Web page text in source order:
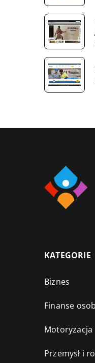
KATEGORIE
Biznes
Finanse
Motoryzacja
Przemysł i